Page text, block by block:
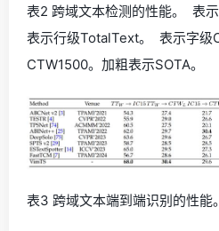
表2 跨域文本检测的性能。 表
表示行级TotalText。 表示字级
CTW1500。加粗表示SOTA。
表3 跨域文本端到端识别的性能。